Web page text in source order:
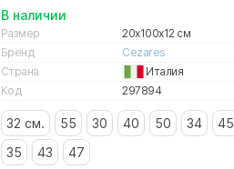
В наличии
Размер
20x100x12 см
Бренд
Cezares
Страна
Италия
Код
297894
32 см. 55 30 40 50 34
45
35
43 47